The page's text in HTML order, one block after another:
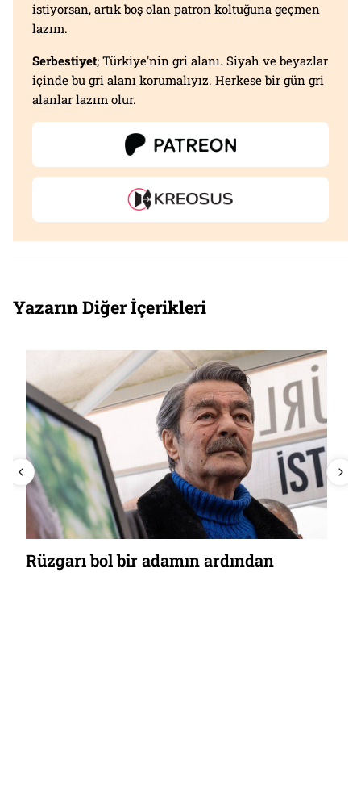
istiyorsan, artık boş olan patron koltuğuna geçmen
lazım.
Serbestiyet; Türkiye'nin gri alanı. Siyah ve beyazlar
içinde bu gri alanı korumalıyız. Herkese bir gün gri
alanlar lazım olur.
Yazarın Diğer İçerikleri
Rüzgarı bol bir adamın ardından